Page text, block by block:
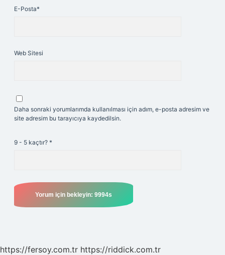
E-Posta*
Web Sitesi
Daha sonraki yorumlarımda kullanılması için adım, e-posta adresim ve
site adresim bu tarayıcıya kaydedilsin.
9 - 5 kaçtır? *
https://fersoy.com.tr https://riddick.com.tr